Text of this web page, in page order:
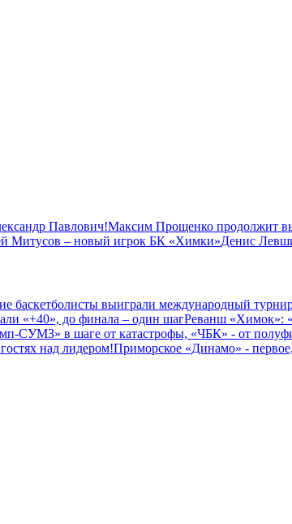
Павлович!Максим Прощенко продолжит
Митусов – новый игрок БК «Химки»Денис
баскетболисты выиграли международный
«+40», до финала – один шагРеванш «Химок»:
СУМЗ» в шаге от катастрофы, «ЧБК» - от
над лидером!Приморское «Динамо» -